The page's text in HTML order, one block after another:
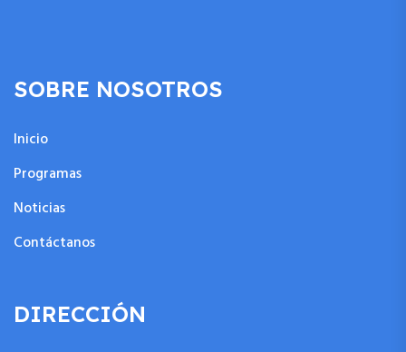
SOBRE NOSOTROS
Inicio
Programas
Noticias
Contáctanos
DIRECCIÓN